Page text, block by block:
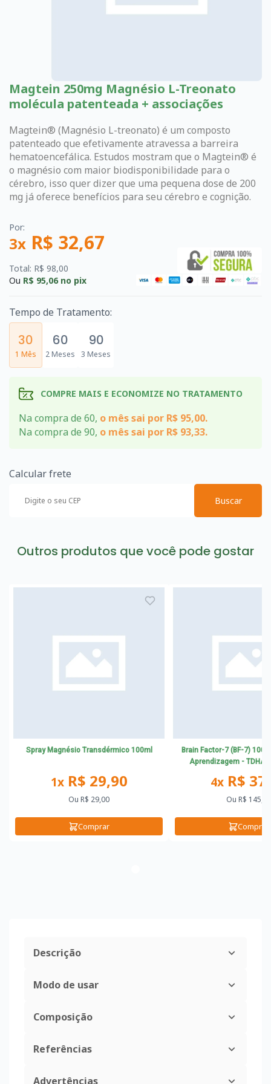
Magtein 250mg Magnésio L-Treonato
molécula patenteada + associações
Magtein® (Magnésio L-treonato) é um composto
patenteado que efetivamente atravessa a barreira
hematoencefálica. Estudos mostram que o Magtein® é
o magnésio com maior biodisponibilidade para o
cérebro, isso quer dizer que uma pequena dose de 200
mg já oferece benefícios para seu cérebro e cognição.
Por:
3x R$ 32,67
Total: R$ 98,00
Ou R$ 95,06no pix
Tempo de Tratamento:
30
1 Mês
60
2 Meses
90
3 Meses
COMPRE MAIS E ECONOMIZE NO TRATAMENTO
Na compra de 60, o mês sai por R$ 95,00.
Na compra de 90, o mês sai por R$ 93,33.
Calcular frete
Buscar
Outros produtos que você pode gostar
Spray Magnésio Transdérmico 100ml
1xR$ 29,90
Ou R$ 29,00
Comprar
Brain Factor-7 (BF-7)
Aprendizagem - TDHA
4xR$
Ou R$ 145,40
Comprar
Descrição
Modo de usar
Composição
Referências
Advertências